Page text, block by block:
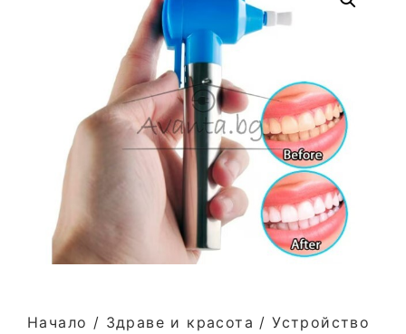
Начало / Здраве и красота / Устройство